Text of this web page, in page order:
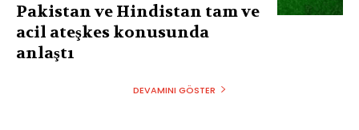
Pakistan ve Hindistan tam ve
acil ateşkes konusunda
anlaştı
DEVAMINI GÖSTER